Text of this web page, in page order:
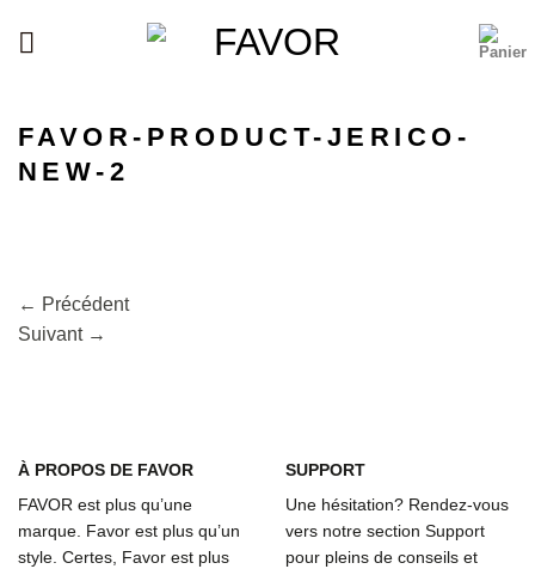
FAVOR-PRODUCT-JERICO-
NEW-2
← Précédent
Suivant →
À PROPOS DE FAVOR
FAVOR est plus qu’une
marque. Favor est plus qu’un
style. Certes, Favor est plus
SUPPORT
Une hésitation? Rendez-vous
vers notre section Support
pour pleins de conseils et